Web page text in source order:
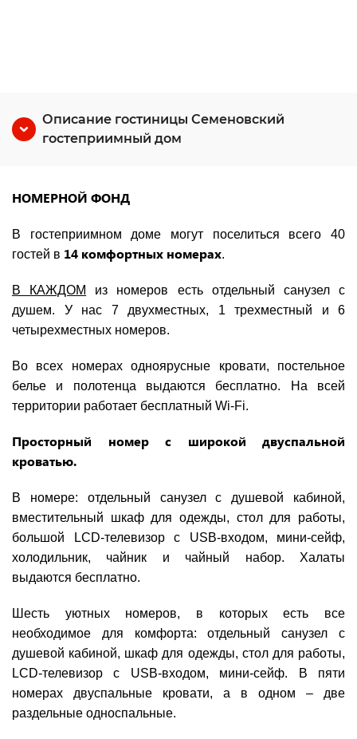
Описание гостиницы Семеновский
гостеприимный дом
НОМЕРНОЙ ФОНД
В гостеприимном доме могут поселиться всего 40
гостей в 14 комфортных номерах.
В КАЖДОМ
из номеров есть отдельный санузел с
душем. У нас 7 двухместных, 1 трехместный и 6
четырехместных номеров.
Во всех номерах одноярусные кровати, постельное
белье и полотенца выдаются бесплатно. На всей
территории работает бесплатный Wi-Fi.
Просторный номер с широкой двуспальной
кроватью.
В номере: отдельный санузел с душевой кабиной,
вместительный шкаф для одежды, стол для работы,
большой LCD-телевизор с USB-входом, мини-сейф,
холодильник, чайник и чайный набор. Халаты
выдаются бесплатно.
Шесть уютных номеров, в которых есть все
необходимое для комфорта: отдельный санузел с
душевой кабиной, шкаф для одежды, стол для работы,
LCD-телевизор с USB-входом, мини-сейф. В пяти
номерах двуспальные кровати, а в одном – две
раздельные односпальные.